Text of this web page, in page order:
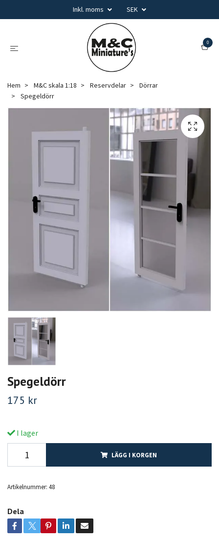
Inkl. moms SEK
0
Hem M&C skala 1:18 Reservdelar
Dörrar
Spegeldörr
Spegeldörr
175 kr
I lager
LÄGG I KORGEN
Artikelnummer: 48
Dela